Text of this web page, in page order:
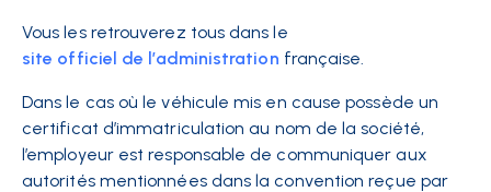
Vous les retrouverez tous dans le
site officiel de l’administration française.
Dans le cas où le véhicule mis en cause possède un
certificat d’immatriculation au nom de la société,
l’employeur est responsable de communiquer aux
autorités mentionnées dans la convention reçue par